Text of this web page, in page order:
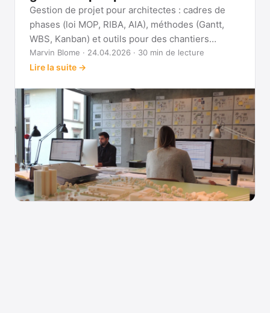
Gestion de projet pour architectes : cadres de
phases (loi MOP, RIBA, AIA), méthodes (Gantt,
WBS, Kanban) et outils pour des chantiers
réellement pilotables.
Marvin Blome · 24.04.2026 · 30 min de lecture
Lire la suite →